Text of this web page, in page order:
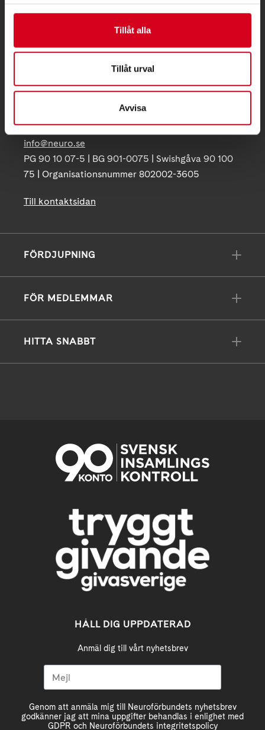
Tillåt alla
Tillåt urval
Avvisa
Ågatan 12 C, 172 62 Sundbyberg
Telefon:08-677 70 10
info@neuro.se
PG 90 10 07-5 | BG 901-0075 | Swishgåva 90 100
75 | Organisationsnummer 802002-3605
Till kontaktsidan
FÖRDJUPNING
FÖR MEDLEMMAR
HITTA SNABBT
HÅLL DIG UPPDATERAD
Anmäl dig till vårt nyhetsbrev
Genom att anmäla mig till Neuroförbundets nyhetsbrev
godkänner jag att mina uppgifter behandlas i enlighet med
GDPR och Neuroförbundets integritetspolicy